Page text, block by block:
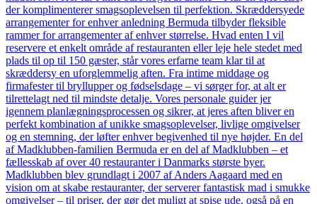
der komplimenterer smagsoplevelsen til perfektion. Skræddersyede
arrangementer for enhver anledning Bermuda tilbyder fleksible
rammer for arrangementer af enhver størrelse. Hvad enten I vil
reservere et enkelt område af restauranten eller leje hele stedet med
plads til op til 150 gæster, står vores erfarne team klar til at
skræddersy en uforglemmelig aften. Fra intime middage og
firmafester til bryllupper og fødselsdage – vi sørger for, at alt er
tilrettelagt ned til mindste detalje. Vores personale guider jer
igennem planlægningsprocessen og sikrer, at jeres aften bliver en
perfekt kombination af unikke smagsoplevelser, livlige omgivelser
og en stemning, der løfter enhver begivenhed til nye højder. En del
af Madklubben-familien Bermuda er en del af Madklubben – et
fællesskab af over 40 restauranter i Danmarks største byer.
Madklubben blev grundlagt i 2007 af Anders Aagaard med en
vision om at skabe restauranter, der serverer fantastisk mad i smukke
omgivelser – til priser, der gør det muligt at spise ude, også på en